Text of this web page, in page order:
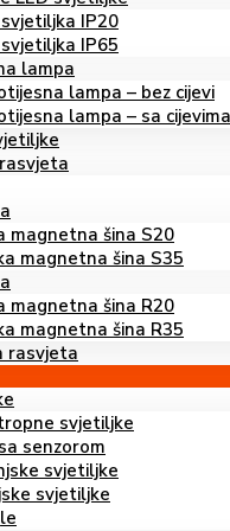
svjetiljka IP20
svjetiljka IP65
lampa
lampa – bez cijevi
lampa – sa cijevima
magnetna šina S20
magnetna šina S35
magnetna šina R20
magnetna šina R35
rasvjeta
svjetiljke
senzorom
svjetiljke
svjetiljke